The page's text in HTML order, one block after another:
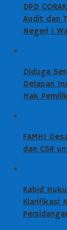
DPD
Audit dan
Negeri 1
Diduga
Delapan
Hak
FAMHI
dan CSR
Kabid
Klarifikasi